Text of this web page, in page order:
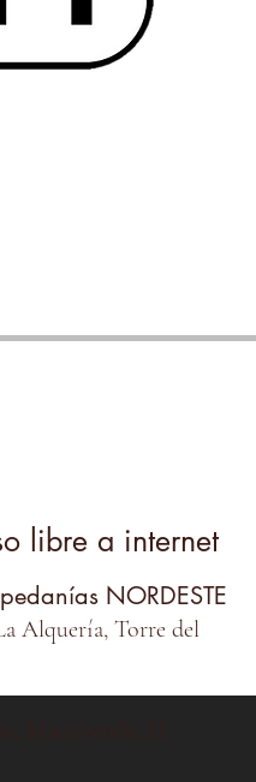
libre a internet
NORDESTE
Alquería, Torre del
Macisvenda, El